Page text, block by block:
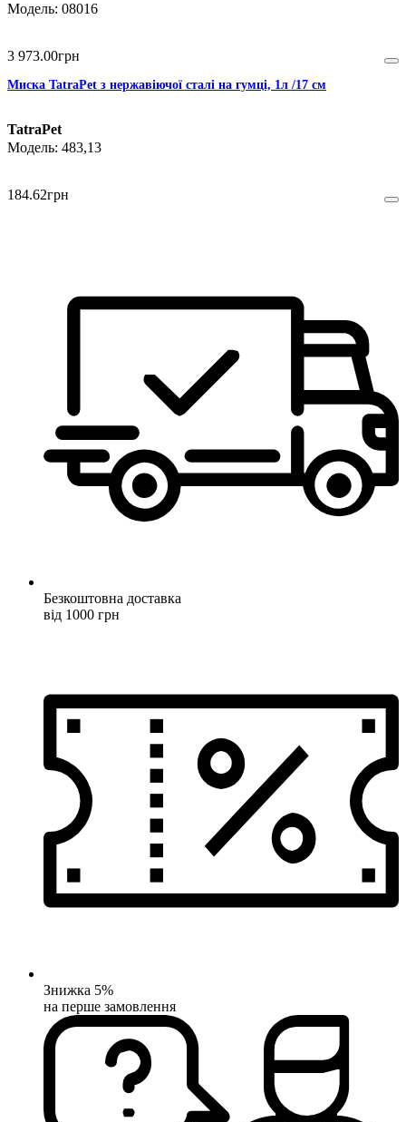
08016
3 973.00грн
Миска TatraPet з нержавіючої сталі на гумці, 1л /17 см
TatraPet
483,13
184.62грн
Безкоштовна доставка
від 1000 грн
Знижка 5%
на перше замовлення